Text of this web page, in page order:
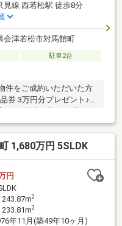
見線 西若松駅 徒歩8分
会津若松市対馬館町
駐車2台
をご成約いただいた方
券 3万円分プレゼント♪お
おススメPoint！◆・2世帯
程よい距離感での家族
はロフト付・徒歩圏内
成10年10月増築◆周辺環
中学校 徒歩約3分
1,680万円 5SLDK
円
243.87m2
233.81m2
年11月(築49年10ヶ月)